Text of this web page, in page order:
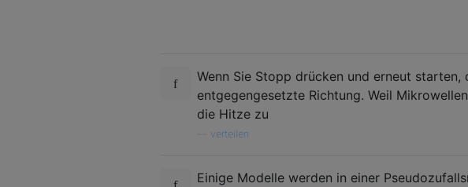
Wenn Sie Stopp drücken und erneut
entgegengesetzte Richtung. Weil
die Hitze zu
verteilen
Einige Modelle werden in einer